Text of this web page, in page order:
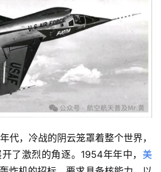
代，冷战的阴云笼罩着整个世界，
了激烈的角逐。1954年年中， 美